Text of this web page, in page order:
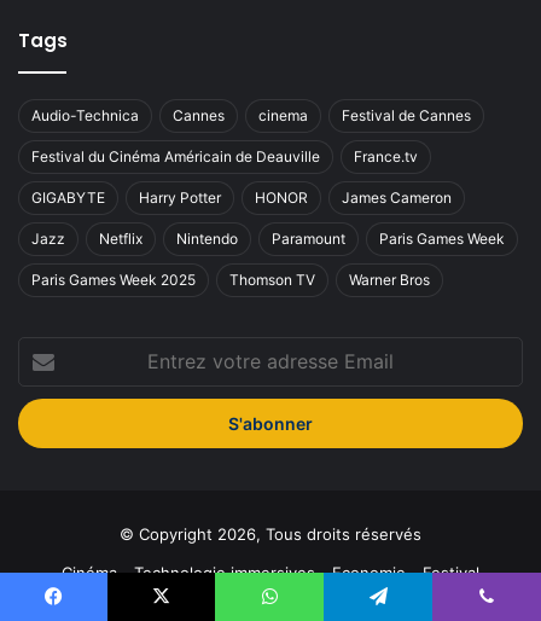
Tags
Audio-Technica Cannes cinema Festival de Cannes
Festival du Cinéma Américain de Deauville France.tv
GIGABYTE Harry Potter HONOR James Cameron
Jazz Netflix Nintendo Paramount Paris Games Week
Paris Games Week 2025 Thomson TV Warner Bros
Entrez
votre
adresse
Email
© Copyright 2026, Tous droits réservés
Cinéma
Technologie immersives Economie
Festival